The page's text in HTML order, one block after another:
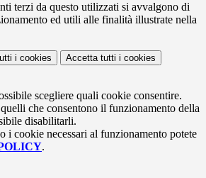
terzi da questo utilizzati si avvalgono di
ed utili alle finalità illustrate nella
i cookies Accetta tutti i cookies
scegliere quali cookie consentire.
che consentono il funzionamento della
disabilitarli.
i cookie necessari al funzionamento potete
.